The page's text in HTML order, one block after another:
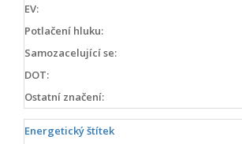
EV:
Potlačení hluku:
Samozacelující se:
DOT:
Ostatní značení:
Energetický štítek